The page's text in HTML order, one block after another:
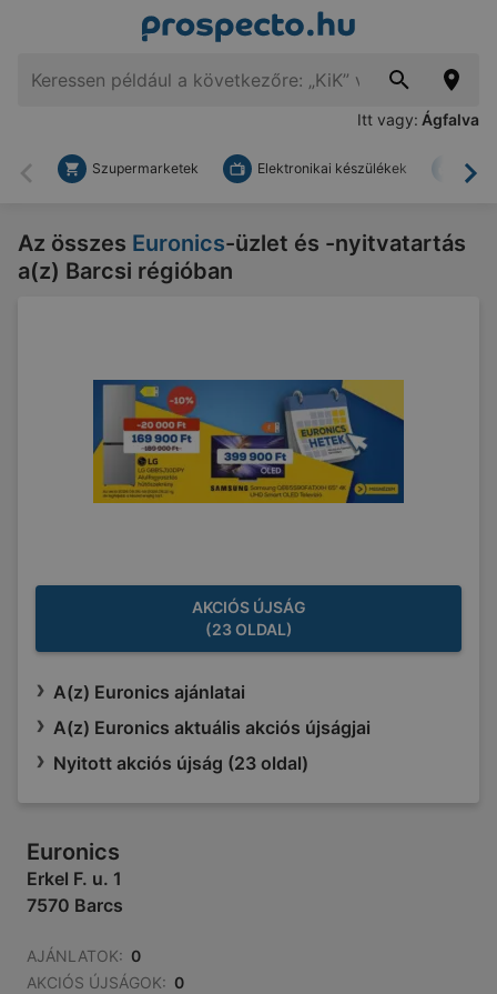
Itt vagy: Ágfalva
Vissza
Szupermarketek Elektronikai készülékek
Az összes Euronics-üzlet és -nyitvatartás
a(z) Barcsi régióban
AKCIÓS ÚJSÁG
(23 OLDAL)
A(z) Euronics ajánlatai
A(z) Euronics aktuális akciós újságjai
Nyitott akciós újság (23 oldal)
Euronics
Erkel F. u. 1
7570 Barcs
AJÁNLATOK: 0
AKCIÓS ÚJSÁGOK: 0